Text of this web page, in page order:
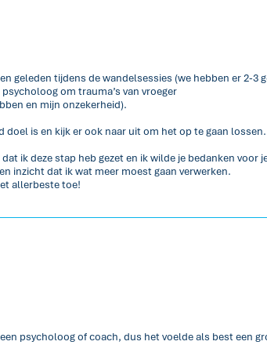
geleden tijdens de wandelsessies (we hebben er 2-3
om trauma’s van vroeger
en mijn onzekerheid).
doel is en kijk er ook naar uit om het op te gaan
ik deze stap heb gezet en ik wilde je bedanken voor
inzicht dat ik wat meer moest gaan verwerken.
allerbeste toe!
psycholoog of coach, dus het voelde als best een